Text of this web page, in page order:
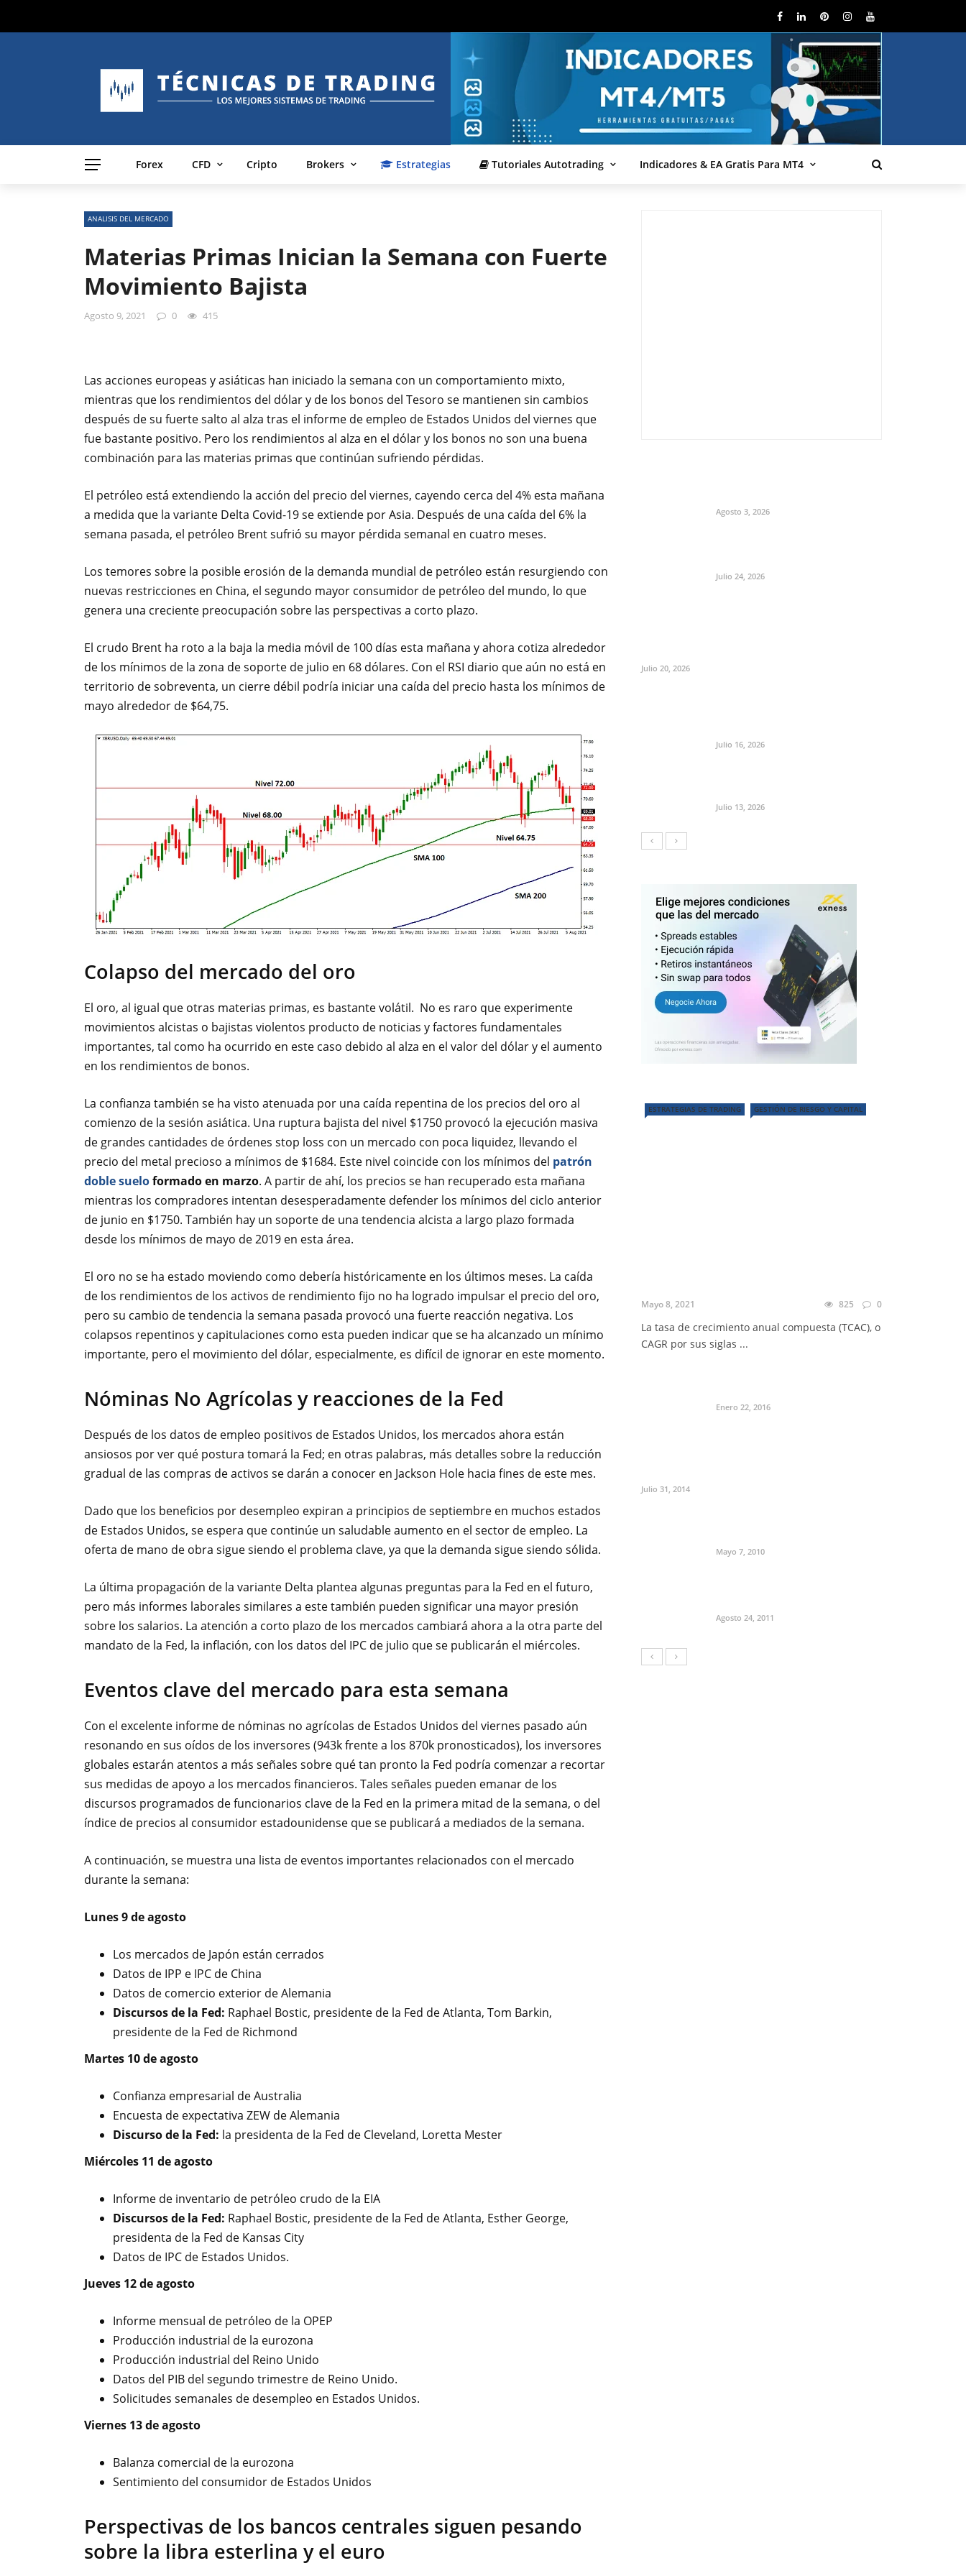
Forex CFD Cripto Brokers Estrategias Tutoriales Autotrading Indicadores & EA Gratis Para MT4
ANALISIS DEL MERCADO
Materias Primas Inician la Semana con Fuerte
Movimiento Bajista
Agosto 9, 2021 0 415
Las acciones europeas y asiáticas han iniciado la semana con un comportamiento mixto,
mientras que los rendimientos del dólar y de los bonos del Tesoro se mantienen sin cambios
después de su fuerte salto al alza tras el informe de empleo de Estados Unidos del viernes que
fue bastante positivo. Pero los rendimientos al alza en el dólar y los bonos no son una buena
combinación para las materias primas que continúan sufriendo pérdidas.
El petróleo está extendiendo la acción del precio del viernes, cayendo cerca del 4% esta mañana
a medida que la variante Delta Covid-19 se extiende por Asia. Después de una caída del 6% la
semana pasada, el petróleo Brent sufrió su mayor pérdida semanal en cuatro meses.
Los temores sobre la posible erosión de la demanda mundial de petróleo están resurgiendo con
nuevas restricciones en China, el segundo mayor consumidor de petróleo del mundo, lo que
genera una creciente preocupación sobre las perspectivas a corto plazo.
El crudo Brent ha roto a la baja la media móvil de 100 días esta mañana y ahora cotiza alrededor
de los mínimos de la zona de soporte de julio en 68 dólares. Con el RSI diario que aún no está en
territorio de sobreventa, un cierre débil podría iniciar una caída del precio hasta los mínimos de
mayo alrededor de $64,75.
Colapso del mercado del oro
El oro, al igual que otras materias primas, es bastante volátil. No es raro que experimente
movimientos alcistas o bajistas violentos producto de noticias y factores fundamentales
importantes, tal como ha ocurrido en este caso debido al alza en el valor del dólar y el aumento
en los rendimientos de bonos.
La confianza también se ha visto atenuada por una caída repentina de los precios del oro al
comienzo de la sesión asiática. Una ruptura bajista del nivel $1750 provocó la ejecución masiva
de grandes cantidades de órdenes stop loss con un mercado con poca liquidez, llevando el
precio del metal precioso a mínimos de $1684. Este nivel coincide con los mínimos del patrón
doble sueloformado en marzo. A partir de ahí, los precios se han recuperado esta mañana
mientras los compradores intentan desesperadamente defender los mínimos del ciclo anterior
de junio en $1750. También hay un soporte de una tendencia alcista a largo plazo formada
desde los mínimos de mayo de 2019 en esta área.
El oro no se ha estado moviendo como debería históricamente en los últimos meses. La caída
de los rendimientos de los activos de rendimiento fijo no ha logrado impulsar el precio del oro,
pero su cambio de tendencia la semana pasada provocó una fuerte reacción negativa. Los
colapsos repentinos y capitulaciones como esta pueden indicar que se ha alcanzado un mínimo
importante, pero el movimiento del dólar, especialmente, es difícil de ignorar en este momento.
Nóminas No Agrícolas y reacciones de la Fed
Después de los datos de empleo positivos de Estados Unidos, los mercados ahora están
ansiosos por ver qué postura tomará la Fed; en otras palabras, más detalles sobre la reducción
gradual de las compras de activos se darán a conocer en Jackson Hole hacia fines de este mes.
Dado que los beneficios por desempleo expiran a principios de septiembre en muchos estados
de Estados Unidos, se espera que continúe un saludable aumento en el sector de empleo. La
oferta de mano de obra sigue siendo el problema clave, ya que la demanda sigue siendo sólida.
La última propagación de la variante Delta plantea algunas preguntas para la Fed en el futuro,
pero más informes laborales similares a este también pueden significar una mayor presión
sobre los salarios. La atención a corto plazo de los mercados cambiará ahora a la otra parte del
mandato de la Fed, la inflación, con los datos del IPC de julio quese publicarán el miércoles.
Eventos clave del mercado para esta semana
Con el excelente informe de nóminas no agrícolas de Estados Unidos del viernes pasado aún
resonando en sus oídos de los inversores (943k frente a los 870k pronosticados), los inversores
globales estarán atentos a más señales sobre qué tan pronto la Fed podría comenzar a recortar
sus medidas de apoyo a los mercados financieros. Tales señales pueden emanar de los
discursos programados de funcionarios clave de la Fed en la primera mitad de la semana, o del
índice de precios al consumidor estadounidense que se publicará a mediados de la semana.
A continuación, se muestra una lista de eventos importantes relacionados con el mercado
durante la semana:
Lunes 9 de agosto
Los mercados de Japón están cerrados
Datos de IPP e IPC de China
Datos de comercio exterior de Alemania
Discursos de la Fed: Raphael Bostic, presidente de la Fed de Atlanta, Tom Barkin,
presidente de la Fed de Richmond
Martes 10 de agosto
Confianza empresarial de Australia
Encuesta de expectativa ZEW de Alemania
Discurso de la Fed: la presidenta de la Fed de Cleveland, Loretta Mester
Miércoles 11 de agosto
Informe de inventario de petróleo crudo de la EIA
Discursos de la Fed: Raphael Bostic, presidente de la Fed de Atlanta, Esther George,
presidenta de la Fed de Kansas City
Datos de IPC de Estados Unidos.
Jueves 12 de agosto
Informe mensual de petróleo de la OPEP
Producción industrial de la eurozona
Producción industrial del Reino Unido
Datos del PIB del segundo trimestre de Reino Unido.
Solicitudes semanales de desempleo en Estados Unidos.
Viernes 13 de agosto
Balanza comercial de la eurozona
Sentimiento del consumidor de Estados Unidos
Perspectivas de los bancos centrales siguen pesando
sobre la libra esterlina y el euro
Agosto 3, 2026
Julio 24, 2026
Julio 20, 2026
Julio 16, 2026
Julio 13, 2026
ESTRATEGIAS DE TRADING GESTIÓN DE RIESGO Y CAPITAL
Mayo 8, 2021 825 0
La tasa de crecimiento anual compuesta (TCAC), o
CAGR por sus siglas ...
Enero 22, 2016
Julio 31, 2014
Mayo 7, 2010
Agosto 24, 2011